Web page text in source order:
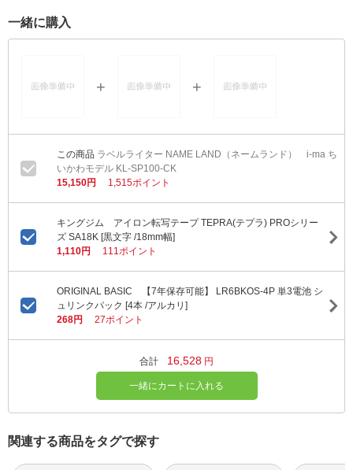
一緒に購入
ラベルライター NAME LAND（ネームランド） i-ma ち
いかわモデル KL-SP100-CK
15,150円
1,515ポイント
キングジム アイロン転写テープ TEPRA(テプラ) PROシリー
ズ SA18K [黒文字 /18mm幅]
1,110円
111ポイント
ORIGINAL BASIC 【7年保存可能】 LR6BKOS-4P 単3電池 シ
ュリンクパック [4本 /アルカリ]
268円
27ポイント
合計 16,528 円
一緒にカートに入れる
関連する商品をタグで探す